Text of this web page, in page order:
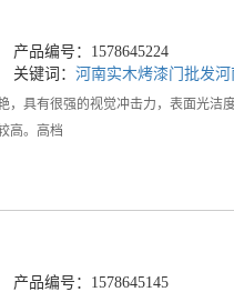
产品编号：1578645224
关键词： 河南实木烤漆门批发河
具有很强的视觉冲击力，表面光洁
高。高档
产品编号：1578645145